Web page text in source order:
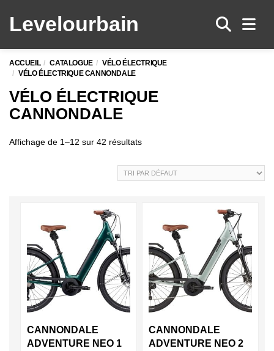
Levelourbain
ACCUEIL CATALOGUE
VÉLO ÉLECTRIQUE
VÉLO ÉLECTRIQUE CANNONDALE
VÉLO ÉLECTRIQUE
CANNONDALE
Affichage de 1–12 sur 42 résultats
CANNONDALE
ADVENTURE NEO 1
CANNONDALE
ADVENTURE NEO 2